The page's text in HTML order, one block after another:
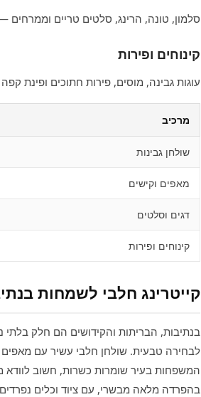
סלמון, טונה, הרינג, סלטים טריים וממרחים
קינוחים ופירות
עוגות גבינה, מוסים, פירות חתוכים ופינת
מרכיב
שולחן גבינות
מאפים וקישים
דגים וסלטים
קינוחים ופירות
קייטרינג חלבי לשמחות
בנתיבות, הבריתות והקידושים הם חלק
לבחירה טבעית. שולחן חלבי עשיר עם מאפים
המשפחות בעיר שומרות כשרות, חשוב
בהפרדה מלאה מבשרי, עם ציוד וכלים